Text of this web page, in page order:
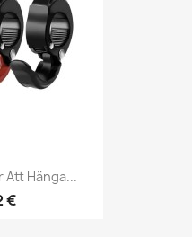
Att Hänga...
€